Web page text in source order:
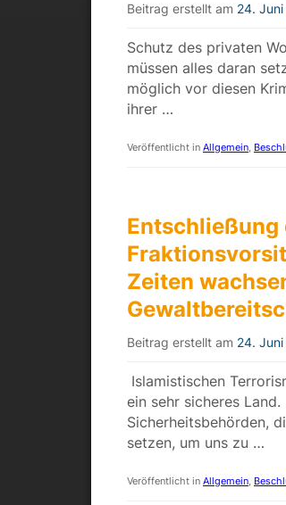
Beitrag erstellt am 24.
Schutz des privaten
müssen alles daran
möglich vor diesen
ihrer …
Veröffentlicht in Allgemein,
Entschließung
Zeiten
Beitrag erstellt am 24.
Islamistischen
ein sehr sicheres
Sicherheitsbehörden,
setzen, um uns zu …
Veröffentlicht in Allgemein,